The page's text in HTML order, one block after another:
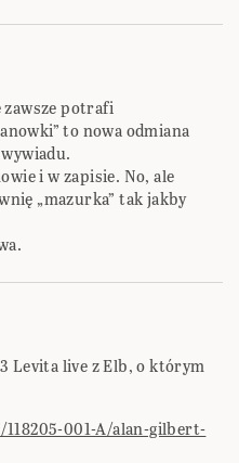
zawsze potrafi
to nowa odmiana
i w zapisie. No, ale
„mazurka” tak jakby
Levita live z Elb, o którym
001-A/alan-gilbert-